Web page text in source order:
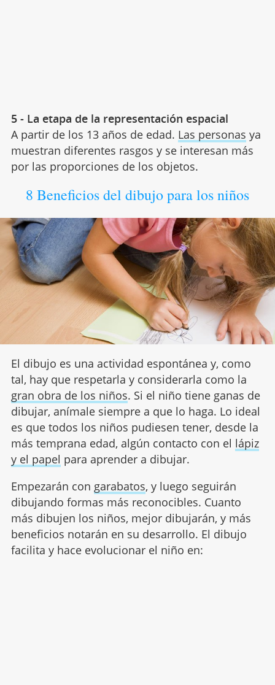
5 - La etapa de la representación espacial
A partir de los 13 años de edad. Las personas ya
muestran diferentes rasgos y se interesan más
por las proporciones de los objetos.
8 Beneficios del dibujo para los niños
El dibujo es una actividad espontánea y, como
tal, hay que respetarla y considerarla como la
gran obra de los niños. Si el niño tiene ganas de
dibujar, anímale siempre a que lo haga. Lo ideal
es que todos los niños pudiesen tener, desde la
más temprana edad, algún contacto con el lápiz
y el papel para aprender a dibujar.
Empezarán con garabatos, y luego seguirán
dibujando formas más reconocibles. Cuanto
más dibujen los niños, mejor dibujarán, y más
beneficios notarán en su desarrollo. El dibujo
facilita y hace evolucionar el niño en: